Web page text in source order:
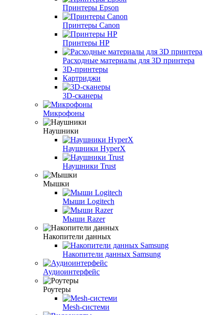
Принтеры Epson
Принтеры Canon
Принтеры HP
Расходные материалы для 3D принтера
3D-принтеры
Картриджи
3D-сканеры
Микрофоны
Наушники
Наушники HyperX
Наушники Trust
Мышки
Мыши Logitech
Мыши Razer
Накопители данных
Накопители данных Samsung
Аудиоинтерфейс
Роутеры
Mesh-системи